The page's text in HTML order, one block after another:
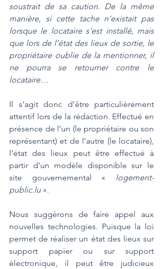
soustrait de sa caution. De la même
manière, si cette tache n’existait pas
lorsque le locataire s’est installé, mais
que lors de l’état des lieux de sortie, le
propriétaire oublie de la mentionner, il
ne pourra se retourner contre le
locataire…
Il s’agit donc d’être particulièrement
attentif lors de la rédaction. Effectué en
présence de l’un (le propriétaire ou son
représentant) et de l’autre (le locataire),
l’état des lieux peut être effectué à
partir d’un modèle disponible sur le
site gouvernemental « logement-
public.lu ».
Nous suggérons de faire appel aux
nouvelles technologies. Puisque la loi
permet de réaliser un état des lieux sur
support papier ou sur support
électronique, il peut être judicieux